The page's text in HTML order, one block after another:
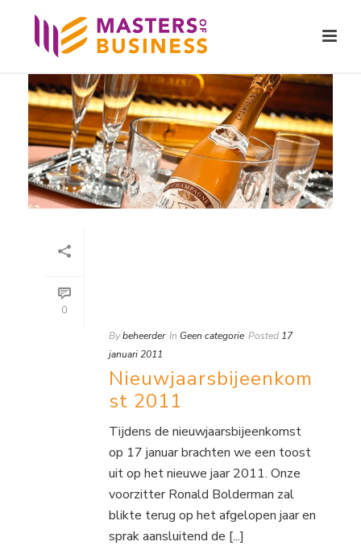
0
Bybeheerder In Geen categorie Posted 17
januari 2011
Nieuwjaarsbijeenkom
st 2011
Tijdens de nieuwjaarsbijeenkomst
op 17 januar brachten we een toost
uit op het nieuwe jaar 2011. Onze
voorzitter Ronald Bolderman zal
blikte terug op het afgelopen jaar en
sprak aansluitend de [...]